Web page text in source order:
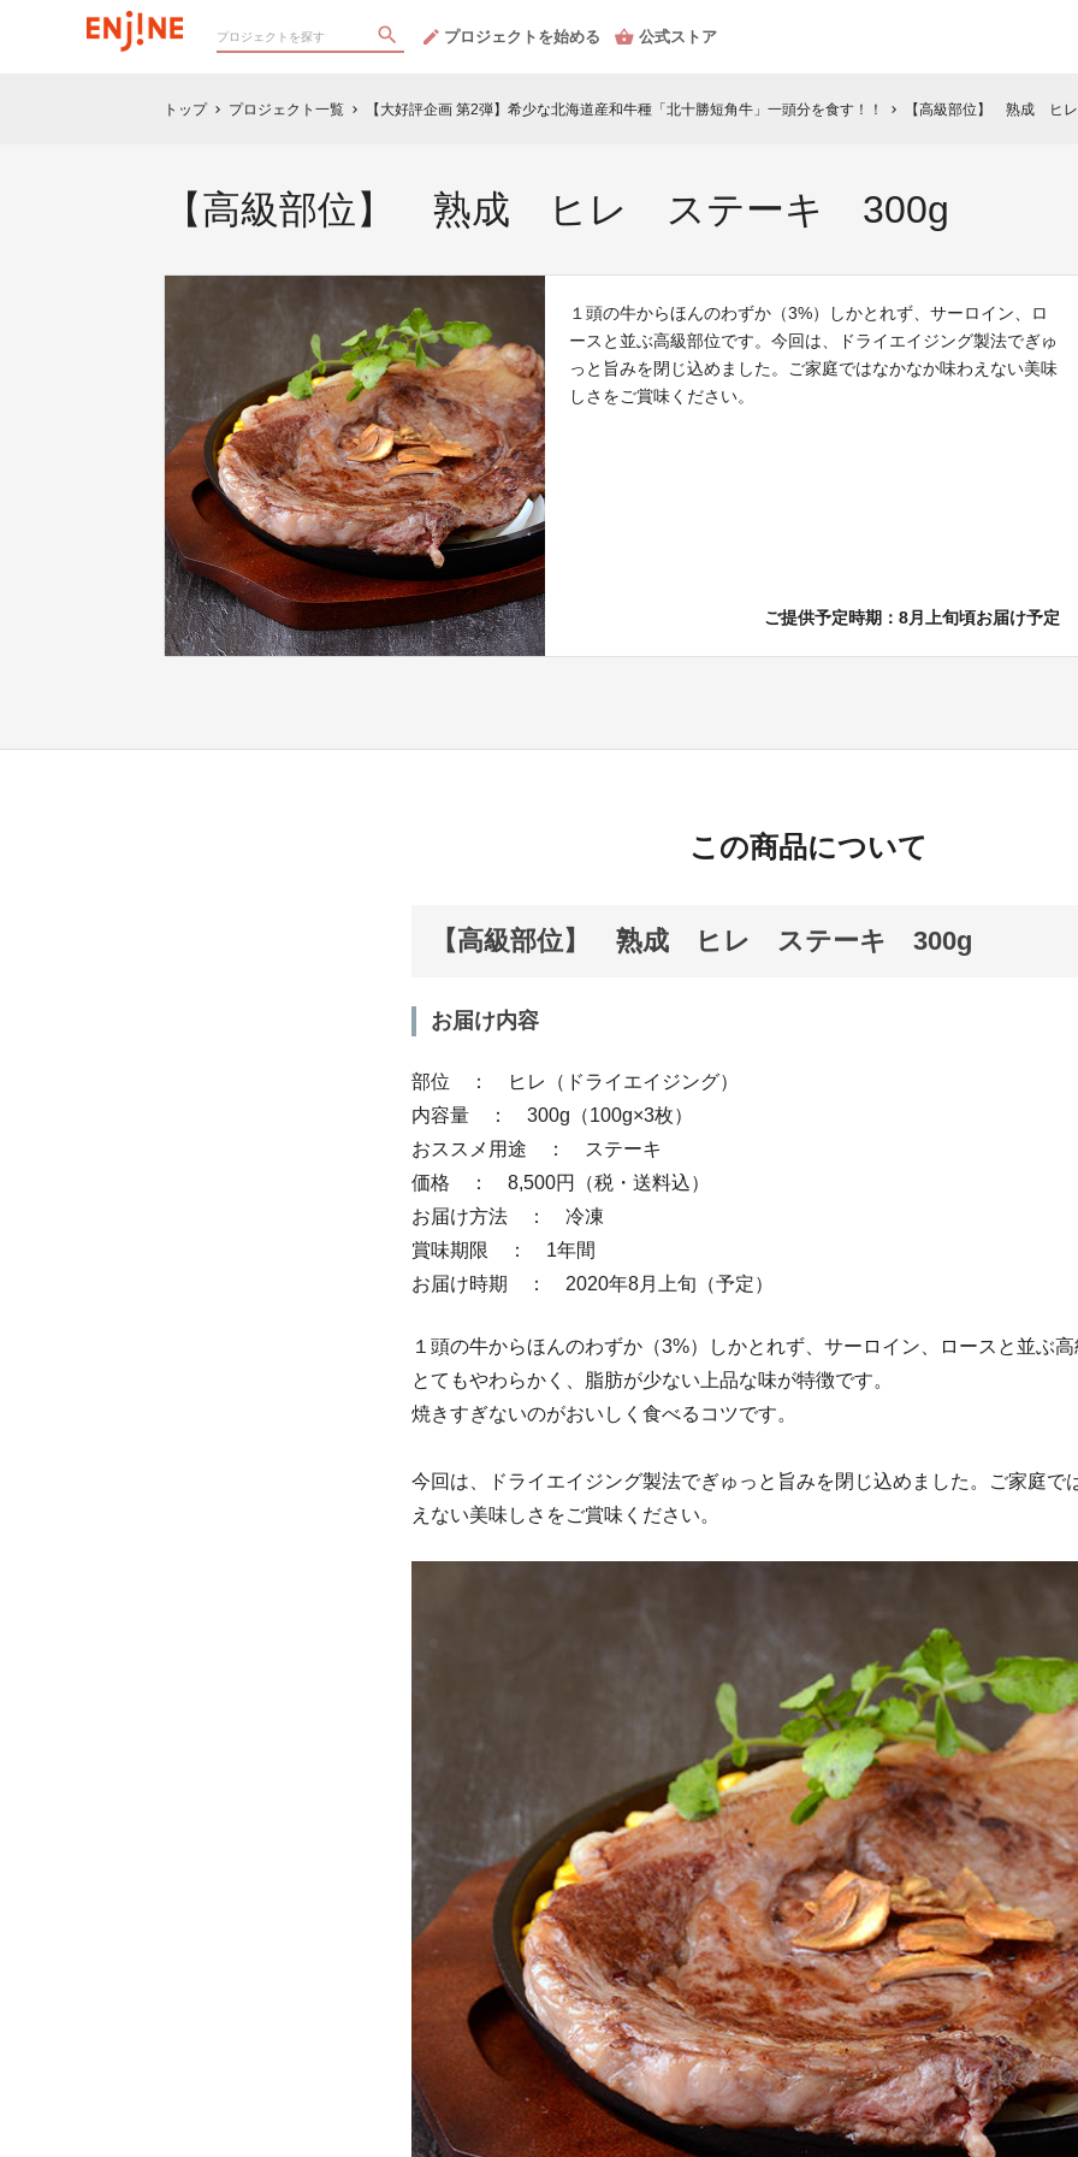
プロジェクトを始める 公式ストア
トップ chevron_right プロジェクト一覧 chevron_right 【大好評企画 第2弾】希少な北海道産和牛種「北十勝短角牛」一頭分を食す！！ chevron_right 【高級部位】 熟成 ヒ
【高級部位】 熟成 ヒレ ステーキ 300g
１頭の牛からほんのわずか（3%）しかとれず、サーロイン、ロ
ースと並ぶ高級部位です。今回は、ドライエイジング製法でぎゅ
っと旨みを閉じ込めました。ご家庭ではなかなか味わえない美味
しさをご賞味ください。
ご提供予定時期：8月上旬頃お届け予定
この商品について
【高級部位】 熟成 ヒレ ステーキ 300g
お届け内容
部位 ： ヒレ（ドライエイジング）
内容量 ： 300g（100g×3枚）
おススメ用途 ： ステーキ
価格 ： 8,500円（税・送料込）
お届け方法 ： 冷凍
賞味期限 ： 1年間
お届け時期 ： 2020年8月上旬（予定）
１頭の牛からほんのわずか（3%）しかとれず、サーロイン、ロースと並ぶ
とてもやわらかく、脂肪が少ない上品な味が特徴です。
焼きすぎないのがおいしく食べるコツです。
今回は、ドライエイジング製法でぎゅっと旨みを閉じ込めました。ご家庭で
えない美味しさをご賞味ください。